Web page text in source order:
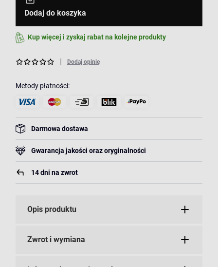
Dodaj do koszyka
Kup więcej i zyskaj rabat na kolejne produkty
Dodaj opinię
Metody płatności:
Darmowa dostawa
Gwarancja jakości oraz oryginalności
14 dni na zwrot
Opis produktu
Zwrot i wymiana